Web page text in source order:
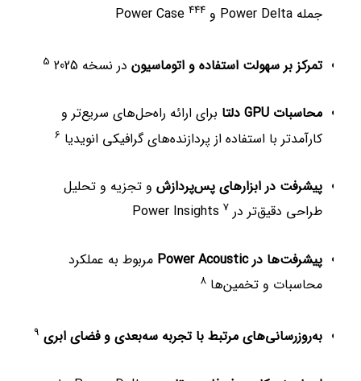
جمله Power Delta و Power Case 444
تمرکز بر سهولت استفاده و اتوماسیوندر نسخه 2025 5
محاسبات GPU دلتا
برای ارائه راه‌حل‌های سریع‌تر و
کارآمدتر با استفاده از پردازنده‌های گرافیکی انویدیا 6
پیشرفت در ابزارهای پس‌پردازشو تجزیه و تحلیل
طراحی دقیق‌تر در Power Insights 7
پیشرفت‌ها در Power Acoustic
مربوط به عملکرد
محاسبات و تخمین‌ها 8
به‌روزرسانی‌های مرتبط با تجربه سه‌بعدی و فضای ابری 9